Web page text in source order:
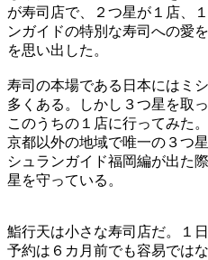
が寿司店で、２つ星が１店、
ンガイドの特別な寿司への愛
を思い出した。
寿司の本場である日本にはミ
多くある。しかし３つ星を取
このうちの１店に行ってみた
京都以外の地域で唯一の３つ
シュランガイド福岡編が出た
星を守っている。
鮨行天は小さな寿司店だ。１
予約は６カ月前でも容易では